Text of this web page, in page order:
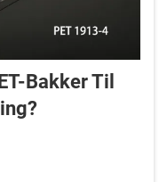
Bakker Til